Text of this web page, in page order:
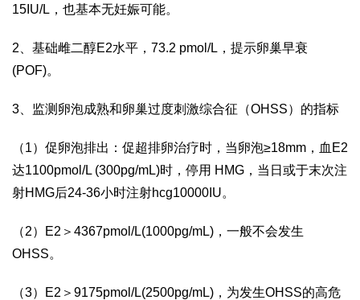
15IU/L，也基本无妊娠可能。
2、基础雌二醇E2水平，73.2 pmol/L，提示卵巢早衰
(POF)。
3、监测卵泡成熟和卵巢过度刺激综合征（OHSS）的指标
（1）促卵泡排出：促超排卵治疗时，当卵泡≥18mm，血E2
达1100pmol/L (300pg/mL)时，停用 HMG，当日或于末次注
射HMG后24-36小时注射hcg10000IU。
（2）E2＞4367pmol/L(1000pg/mL)，一般不会发生
OHSS。
（3）E2＞9175pmol/L(2500pg/mL)，为发生OHSS的高危